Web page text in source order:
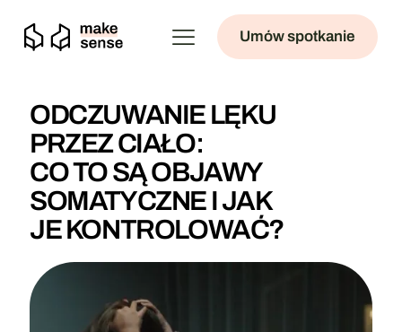
Umów spotkanie
ODCZUWANIE LĘKU
PRZEZ CIAŁO:
CO TO SĄ OBJAWY
SOMATYCZNE I JAK
JE KONTROLOWAĆ?